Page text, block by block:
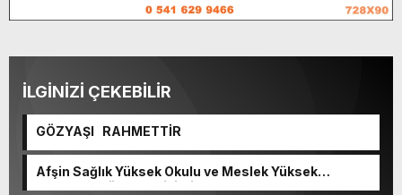
İLGİNİZİ ÇEKEBİLİR
GÖZYAŞI RAHMETTİR
Afşin Sağlık Yüksek Okulu ve Meslek Yüksek
Okulunda görev değişimi!